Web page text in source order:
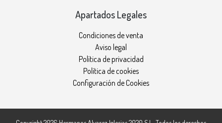
Apartados Legales
Condiciones de venta
Aviso legal
Política de privacidad
Política de cookies
Configuración de Cookies